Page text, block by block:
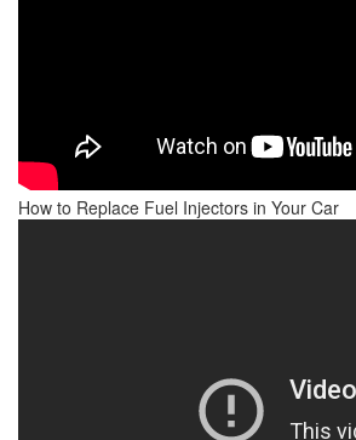
How to Replace Fuel Injectors in Your Car